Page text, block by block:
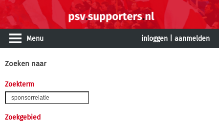
Menu inloggen aanmelden
Zoeken naar
Zoekterm
Zoekgebied